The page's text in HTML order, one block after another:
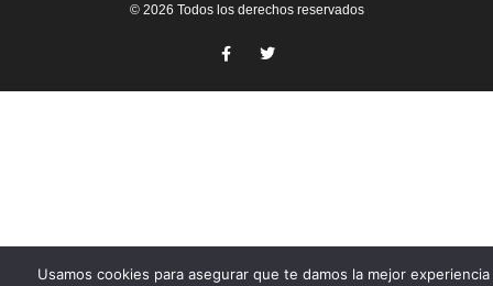
© 2026 Todos los derechos reservados
Usamos cookies para asegurar que te damos la mejor experiencia